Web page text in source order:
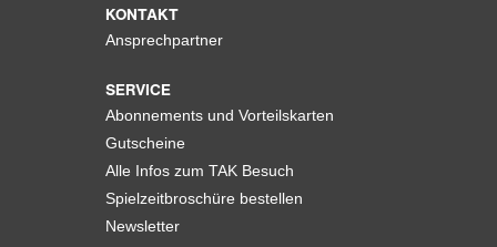
KONTAKT
Ansprechpartner
SERVICE
Abonnements und Vorteilskarten
Gutscheine
Alle Infos zum TAK Besuch
Spielzeitbroschüre bestellen
Newsletter